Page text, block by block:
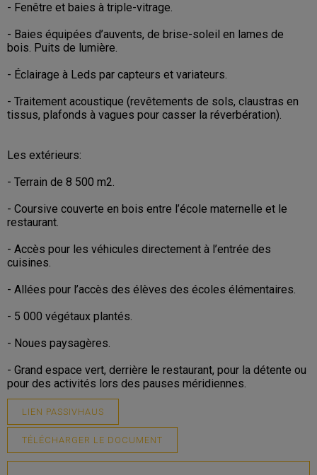
- Fenêtre et baies à triple-vitrage.
- Baies équipées d’auvents, de brise-soleil en lames de
bois. Puits de lumière.
- Éclairage à Leds par capteurs et variateurs.
- Traitement acoustique (revêtements de sols, claustras en
tissus, plafonds à vagues pour casser la réverbération).
Les extérieurs:
- Terrain de 8 500 m2.
- Coursive couverte en bois entre l’école maternelle et le
restaurant.
- Accès pour les véhicules directement à l’entrée des
cuisines.
- Allées pour l’accès des élèves des écoles élémentaires.
- 5 000 végétaux plantés.
- Noues paysagères.
- Grand espace vert, derrière le restaurant, pour la détente ou
pour des activités lors des pauses méridiennes.
LIEN PASSIVHAUS
TÉLÉCHARGER LE DOCUMENT